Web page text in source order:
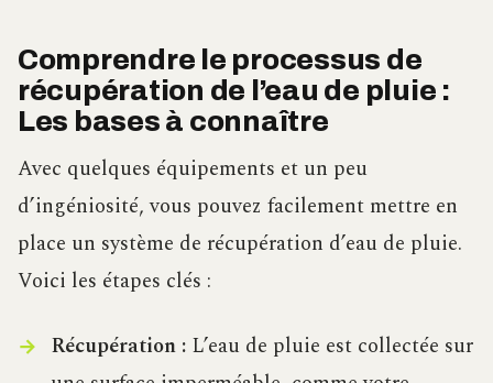
Comprendre le processus de
récupération de l’eau de pluie :
Les bases à connaître
Avec quelques équipements et un peu
d’ingéniosité, vous pouvez facilement mettre en
place un système de récupération d’eau de pluie.
Voici les étapes clés :
Récupération :L’eau de pluie est collectée sur